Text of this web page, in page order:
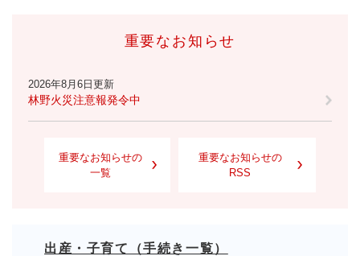
重要なお知らせ
2026年8月6日更新
林野火災注意報発令中
重要なお知らせの
一覧
重要なお知らせの
RSS
出産・子育て（手続き一覧）